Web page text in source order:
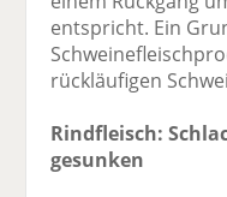
entspricht. Ein
rückläufigen
Rindfleisch:
gesunken